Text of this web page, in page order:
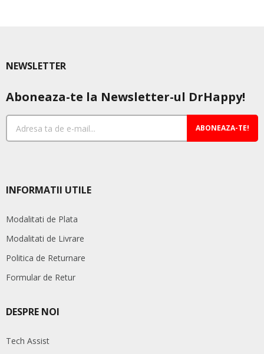
NEWSLETTER
Aboneaza-te la Newsletter-ul DrHappy!
ABONEAZA-TE!
INFORMATII UTILE
Modalitati de Plata
Modalitati de Livrare
Politica de Returnare
Formular de Retur
DESPRE NOI
Tech Assist